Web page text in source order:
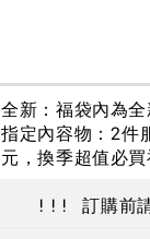
NT$ 190
NT$ 450
全新：福袋內為
指定內容物：2
元，換季超值必
!!! 訂購前